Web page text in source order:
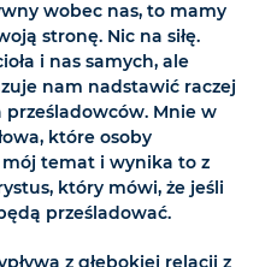
wobec nas, to mamy
stronę. Nic na siłę.
i nas samych, ale
nam nadstawić raczej
Mnie w
które osoby
temat i wynika to z
który mówi, że jeśli
prześladować.
z głębokiej relacji z